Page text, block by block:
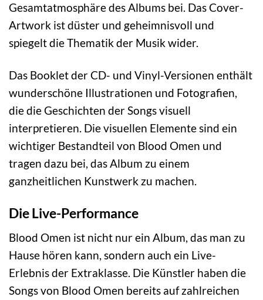
Gesamtatmosphäre des Albums bei. Das Cover-
Artwork ist düster und geheimnisvoll und
spiegelt die Thematik der Musik wider.
Das Booklet der CD- und Vinyl-Versionen enthält
wunderschöne Illustrationen und Fotografien,
die die Geschichten der Songs visuell
interpretieren. Die visuellen Elemente sind ein
wichtiger Bestandteil von Blood Omen und
tragen dazu bei, das Album zu einem
ganzheitlichen Kunstwerk zu machen.
Die Live-Performance
Blood Omen ist nicht nur ein Album, das man zu
Hause hören kann, sondern auch ein Live-
Erlebnis der Extraklasse. Die Künstler haben die
Songs von Blood Omen bereits auf zahlreichen